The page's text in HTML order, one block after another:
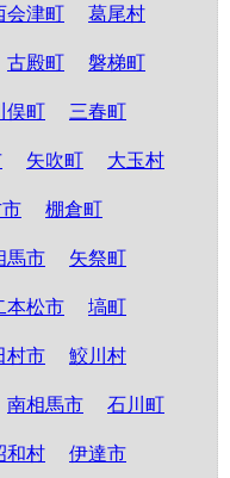
会津町 葛尾村
古殿町 磐梯町
俣町 三春町
矢吹町 大玉村
棚倉町
馬市 矢祭町
本松市 塙町
村市 鮫川村
南相馬市 石川町
和村 伊達市